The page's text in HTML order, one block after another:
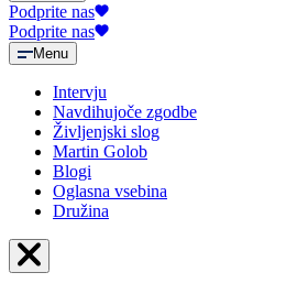
Podprite nas
Podprite nas
Menu
Intervju
Navdihujoče zgodbe
Življenjski slog
Martin Golob
Blogi
Oglasna vsebina
Družina